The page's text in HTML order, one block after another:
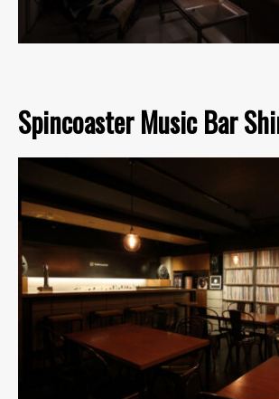
Spincoaster Music Bar